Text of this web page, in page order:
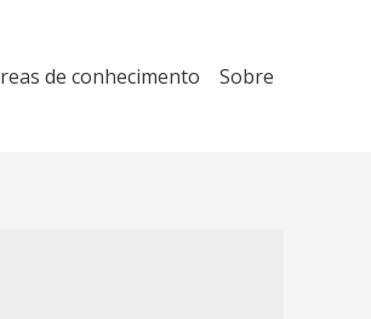
de conhecimento Sobre